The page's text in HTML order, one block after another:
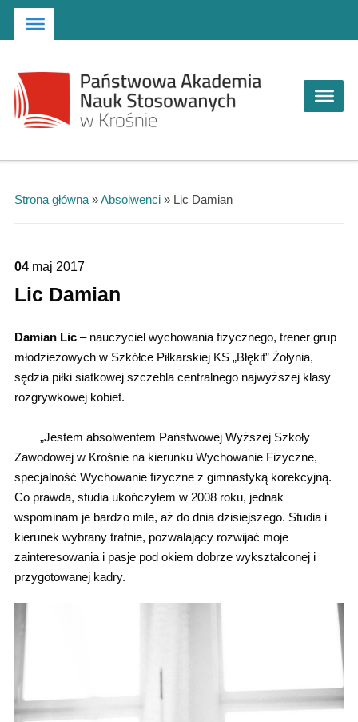
Strona główna
Przejdź do wyszukiwarki
Przejdź do menu głównego
Strona główna»Absolwenci» Lic Damian
04 maj 2017
Lic Damian
Damian Lic– nauczyciel wychowania fizycznego, trener grup
młodzieżowych w Szkółce Piłkarskiej KS „Błękit” Żołynia,
sędzia piłki siatkowej szczebla centralnego najwyższej klasy
rozgrywkowej kobiet.
„Jestem absolwentem Państwowej Wyższej Szkoły
Zawodowej w Krośnie na kierunku Wychowanie Fizyczne,
specjalność Wychowanie fizyczne z gimnastyką korekcyjną.
Co prawda, studia ukończyłem w 2008 roku, jednak
wspominam je bardzo mile, aż do dnia dzisiejszego. Studia i
kierunek wybrany trafnie, pozwalający rozwijać moje
zainteresowania i pasje pod okiem dobrze wykształconej i
przygotowanej kadry.